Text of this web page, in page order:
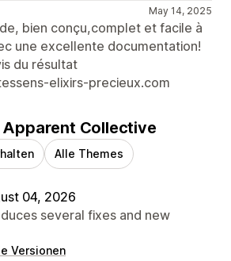
May 14, 2025
bien conçu,complet et facile à
une excellente documentation!
du résultat
elixirs-precieux.com
Apparent Collective
Alle Themes
04, 2026
several fixes and new
Versionen